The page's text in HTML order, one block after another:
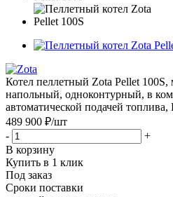
Котел пеллетный Zota Pellet
напольный, одноконтурный, в
автоматической подачей топлива,
489 900 ₽/шт
-
+
В корзину
Купить в 1 клик
Под заказ
Сроки поставки